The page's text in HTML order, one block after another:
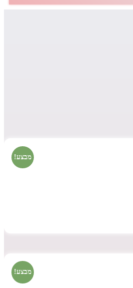
מבצע!
מבצע!